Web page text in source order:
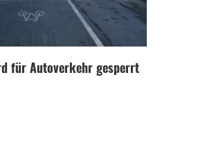
für Autoverkehr gesperrt